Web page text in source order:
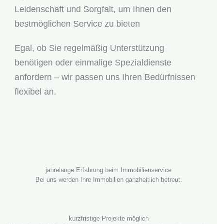
Leidenschaft und Sorgfalt, um Ihnen den
bestmöglichen Service zu bieten
Egal, ob Sie regelmäßig Unterstützung
benötigen oder einmalige Spezialdienste
anfordern – wir passen uns Ihren Bedürfnissen
flexibel an.
jahrelange Erfahrung beim Immobilienservice
Bei uns werden Ihre Immobilien ganzheitlich betreut.
kurzfristige Projekte möglich